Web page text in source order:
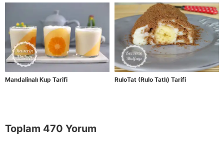
Mandalinalı Kup Tarifi RuloTat (Rulo Tatlı) Tarifi
Toplam 470 Yorum